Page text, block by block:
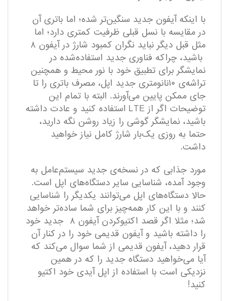
با اینکه آیفون جدید سنگین‌تر شده؛ اما باتری آن
در مقایسه با نسل قبلی ظرفیت کمتری دارد؛ اما
مثل قبل دیگر نباید نگران کمبود شارژ در آیفون ۸
باشید، چراکه فناوری جدید استفاده‌شده در
نمایشگر برای تطبیق خود با نور محیط و همچنین
تراشه‌ی ۱۰نانومتری جدید اپل، مصرف باتری را تا
جای ممکن پایین می‌آورند. البته با تمام این
توضیحات اگر از LTE استفاده کنید و عادت داشته
باشید، نمایشگر گوشی را زیاد روشن نگه‌ دارید،
حتما به روزی یک‌بار شارژ کامل نیاز خواهید
داشت.
مورد جذابی که در نسخه‌ی جدید سیستم‌عامل به
وجود آمده، شناسایی سایر دستگاه‌های اپل است.
حالا دستگاه‌های اپل می‌توانند یکدیگر را شناسایی
کنند و با این کار همه‌چیز برای شما ساده‌تر خواهد
شد؛ مثلا اگر قصد اکتیوکردن آیفون ۸ جدید خود
را داشته باشید و آیفون قدیمی خود را در کنار آن
قرار دهید، آیفون قدیمی از شما سوال می‌کند که
آیا می‌خواهید دستگاه جدید را که در همین
نزدیکی است با استفاده از اپل آیدی خود اکتیو
کنید!